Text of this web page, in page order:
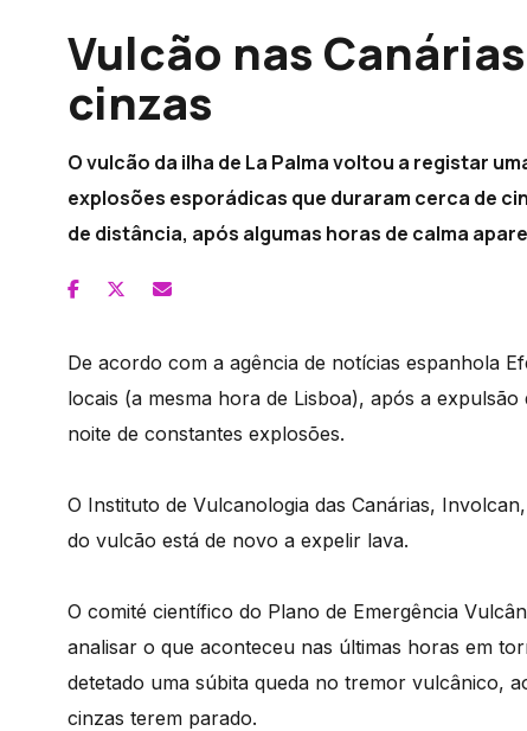
Vulcão nas
cinzas
O vulcão da ilha de La Palma voltou a registar
explosões esporádicas que duraram cerca de
de distância, após algumas horas de calma
De acordo com a agência de notícias espanhola
locais (a mesma hora de Lisboa), após a
noite de constantes explosões.
O Instituto de Vulcanologia das Canárias,
do vulcão está de novo a expelir lava.
O comité científico do Plano de Emergência
analisar o que aconteceu nas últimas horas em
detetado uma súbita queda no tremor vulcânico,
cinzas terem parado.